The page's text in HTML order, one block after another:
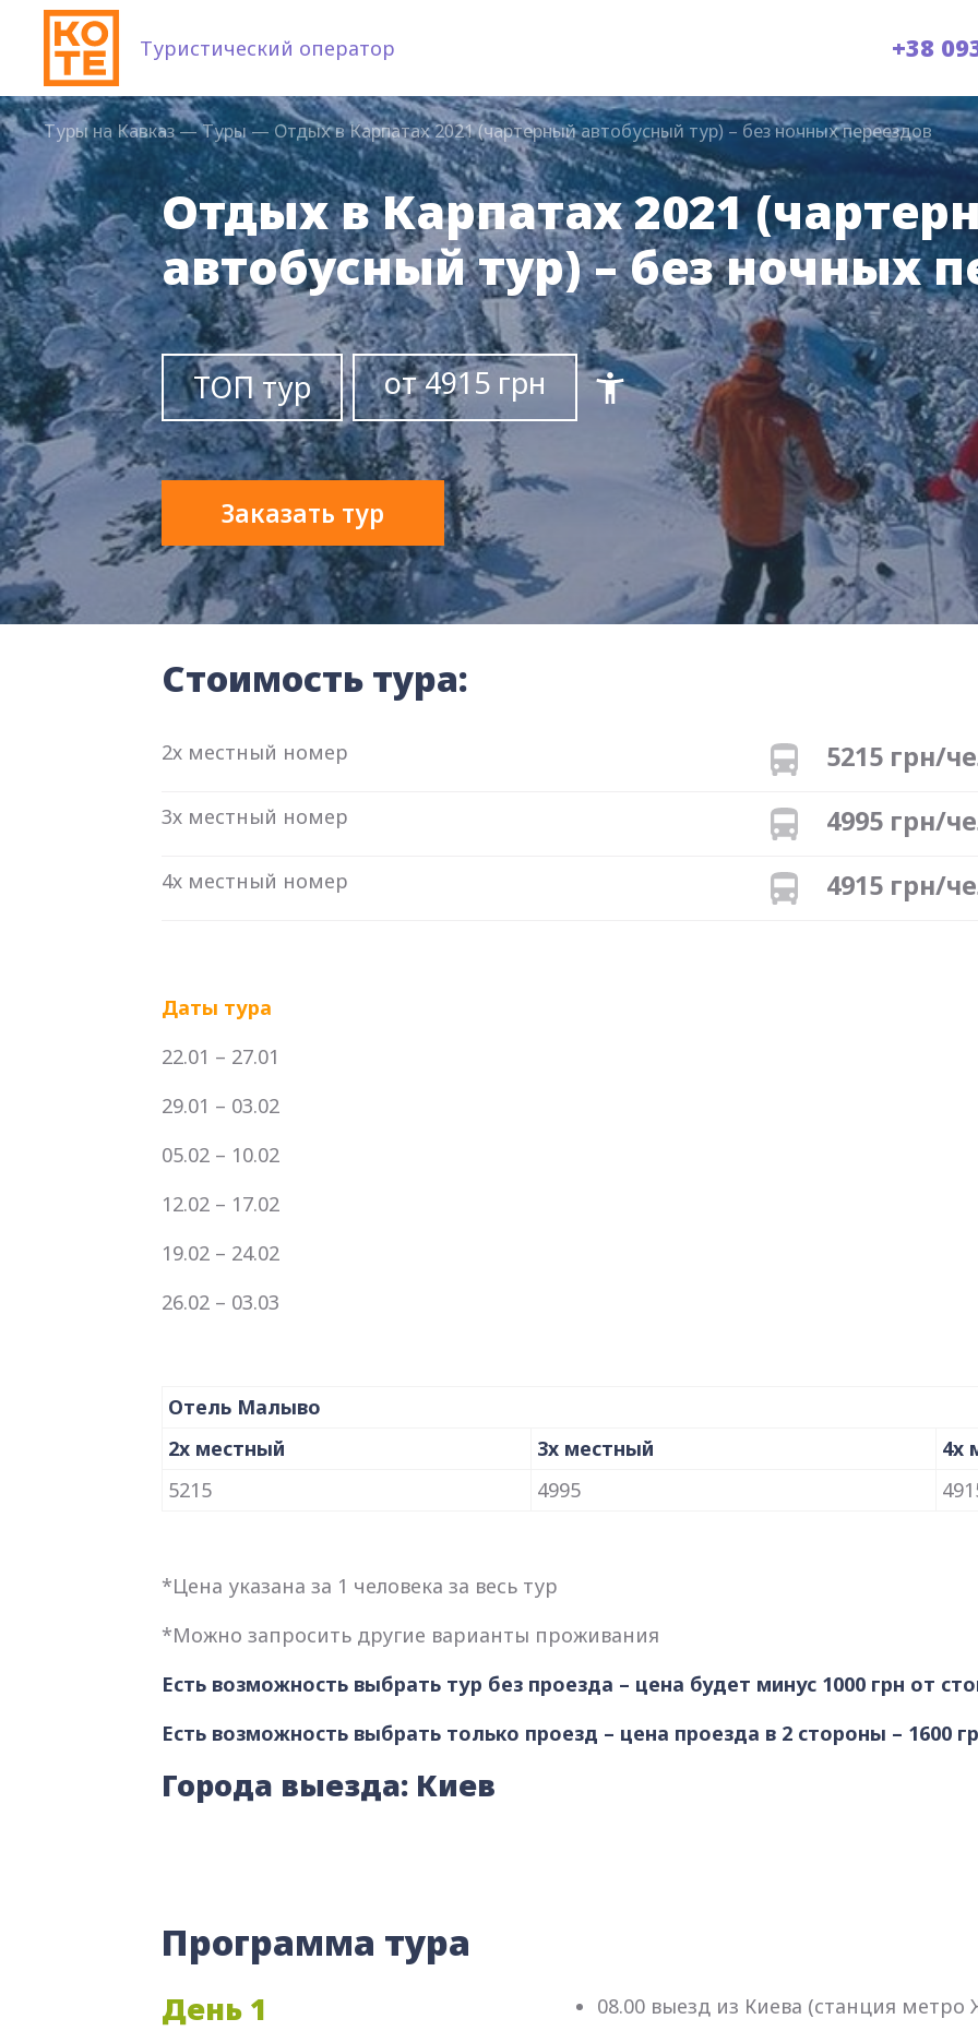
Туристический оператор +38
Туры на Кавказ—Туры— Отдых в Карпатах 2021 (чартерный автобусный тур) – без ночных переездов
Отдых в Карпатах 2021
автобусный тур) – без ночных
ТОП тур от 4915 грн
Заказать тур
Стоимость тура:
2х местный номер 5215 грн/
3х местный номер 4995 грн/
4х местный номер 4915 грн/
Даты тура
22.01 – 27.01
29.01 – 03.02
05.02 – 10.02
12.02 – 17.02
19.02 – 24.02
26.02 – 03.03
Отель Малыво
2х местный
3х местный
4х
5215
4995
*Цена указана за 1 человека за весь тур
*Можно запросить другие варианты проживания
Есть возможность выбрать тур без проезда – цена будет минус 1000 грн от
Есть возможность выбрать только проезд – цена проезда в 2 стороны – 1600
Города выезда: Киев
Программа тура
День 1
08.00 выезд из Киева (станция